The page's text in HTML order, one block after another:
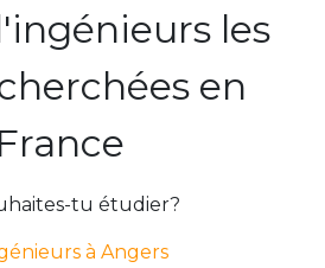
les
en
France
tu étudier?
à Angers